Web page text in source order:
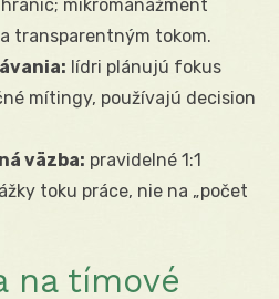
mikromanažment
transparentným tokom.
lídri plánujú fokus
mítingy, používajú decision
väzba: pravidelné 1:1
toku práce, nie na „počet
na tímové